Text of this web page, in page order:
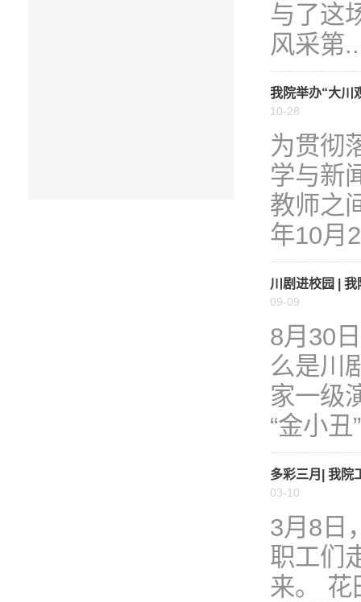
与
风采第
我院举办“大川
10-28
为贯彻
学与新
教师之
年10月
川剧进校园 |
09-09
8月30
么是川
家一级
“金小
多彩三月| 我院
03-10
3月8日
职工们
来。 花